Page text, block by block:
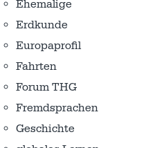
Ehemalige
Erdkunde
Europaprofil
Fahrten
Forum THG
Fremdsprachen
Geschichte